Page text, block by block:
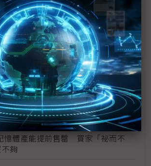
星先進封裝廠 HBM3E供應狀況仍
導
熱、出貨比創高 村田示警全球AI基
憶體產能提前售罄 買家「祕而不
夠